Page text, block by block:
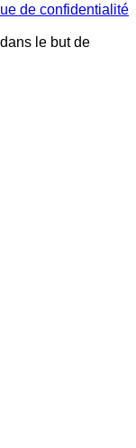
de confidentialité
le but de